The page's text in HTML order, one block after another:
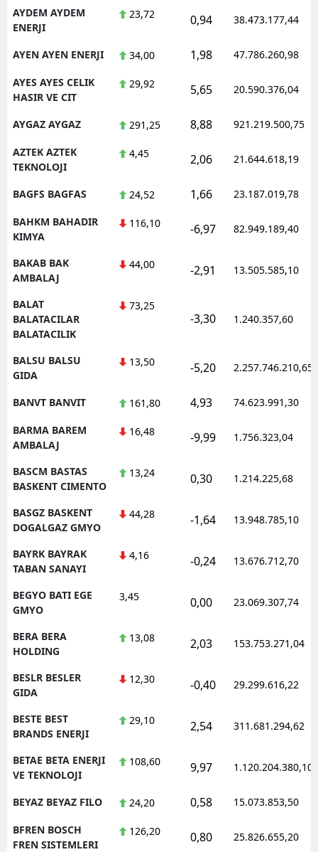
AYDEM AYDEM
ENERJI
23,72 0,94 38.473.177,44
AYEN AYEN ENERJI 34,00 1,98 47.786.260,98
AYES AYES CELIK
HASIR VE CIT
29,92 5,65 20.590.376,04
AYGAZ AYGAZ 291,25 8,88 921.219.500,75
AZTEK AZTEK
TEKNOLOJI
4,45 2,06 21.644.618,19
BAGFS BAGFAS 24,52 1,66 23.187.019,78
BAHKM BAHADIR
KIMYA
116,10 -6,97 82.949.189,40
BAKAB BAK
AMBALAJ
44,00 -2,91 13.505.585,10
BALAT
BALATACILAR
BALATACILIK
73,25
-3,30 1.240.357,60
BALSU BALSU
GIDA
13,50 -5,20 2.257.746.210,65
BANVT BANVIT 161,80 4,93 74.623.991,30
BARMA BAREM
AMBALAJ
16,48 -9,99 1.756.323,04
BASCM BASTAS
BASKENT CIMENTO
13,24 0,30 1.214.225,68
BASGZ BASKENT
DOGALGAZ GMYO
44,28 -1,64 13.948.785,10
BAYRK BAYRAK
TABAN SANAYI
4,16 -0,24 13.676.712,70
BEGYO BATI EGE
GMYO
3,45 0,00 23.069.307,74
BERA BERA
HOLDING
13,08 2,03 153.753.271,04
BESLR BESLER
GIDA
12,30 -0,40 29.299.616,22
BESTE BEST
BRANDS ENERJI
29,10 2,54 311.681.294,62
BETAE BETA ENERJI
VE TEKNOLOJI
108,60 9,97 1.120.204.380,10
BEYAZ BEYAZ FILO 24,20 0,58 15.073.853,50
BFREN BOSCH
FREN SISTEMLERI
126,20 0,80 25.826.655,20